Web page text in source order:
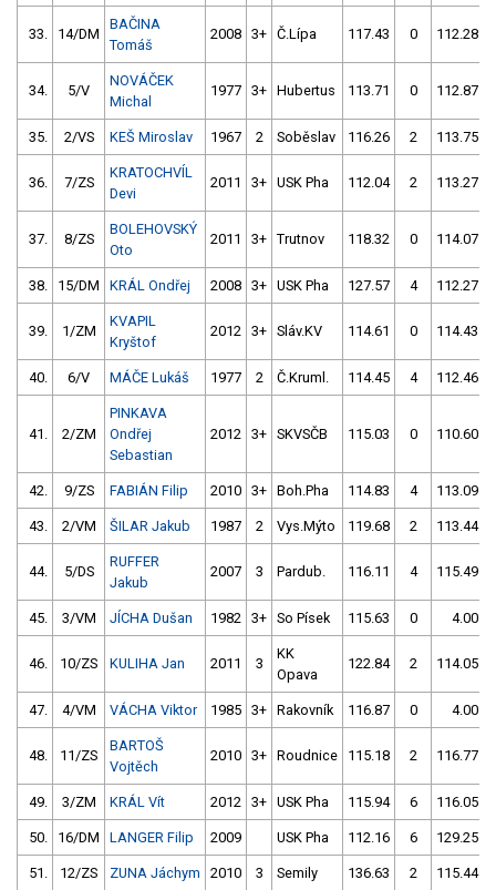
33. 14/DM
BAČINA
Tomáš
2008 3+ Č.Lípa 117.43 0 112.28
34. 5/V
NOVÁČEK
Michal
1977 3+ Hubertus 113.71 0 112.87
35. 2/VS KEŠ Miroslav 1967 2 Soběslav 116.26 2 113.75
36. 7/ZS
KRATOCHVÍL
Devi
2011 3+ USK Pha 112.04 2 113.27
37. 8/ZS
BOLEHOVSKÝ
Oto
2011 3+ Trutnov 118.32 0 114.07
38. 15/DM KRÁL Ondřej 2008 3+ USK Pha 127.57 4 112.27
39. 1/ZM
KVAPIL
Kryštof
2012 3+ Sláv.KV 114.61 0 114.43
40. 6/V MÁČE Lukáš 1977 2 Č.Kruml. 114.45 4 112.46
41. 2/ZM
PINKAVA
Ondřej
Sebastian
2012 3+ SKVSČB 115.03 0 110.60
42. 9/ZS FABIÁN Filip 2010 3+ Boh.Pha 114.83 4 113.09
43. 2/VM ŠILAR Jakub 1987 2 Vys.Mýto 119.68 2 113.44
44. 5/DS
RUFFER
Jakub
2007 3 Pardub. 116.11 4 115.49
45. 3/VM JÍCHA Dušan 1982 3+ So Písek 115.63 0 4.00
46. 10/ZS KULIHA Jan 2011 3
KK
Opava
122.84 2 114.05
47. 4/VM VÁCHA Viktor 1985 3+ Rakovník 116.87 0 4.00
48. 11/ZS
BARTOŠ
Vojtěch
2010 3+ Roudnice 115.18 2 116.77
49. 3/ZM KRÁL Vít 2012 3+ USK Pha 115.94 6 116.05
50. 16/DM LANGER Filip 2009 USK Pha 112.16 6 129.25
51. 12/ZS ZUNA Jáchym 2010 3 Semily 136.63 2 115.44